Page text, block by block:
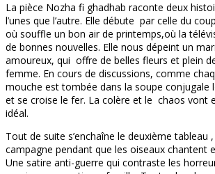
La pièce Nozha fi ghadhab raconte deux
l’unes que l’autre. Elle débute par celle du
où souffle un bon air de printemps,où la
de bonnes nouvelles. Elle nous dépeint un
amoureux, qui offre de belles fleurs et plein
femme. En cours de discussions, comme
mouche est tombée dans la soupe conjugale
et se croise le fer. La colère et le chaos vont
idéal.
Tout de suite s’enchaîne le deuxième tableau
campagne pendant que les oiseaux chantent
Une satire anti-guerre qui contraste les